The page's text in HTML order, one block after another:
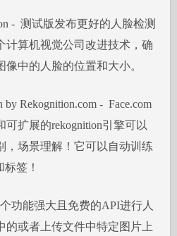
- 测试版发布更好的人脸检测
计算机视觉公司改进技术，确
中的人脸的位置和大小。
by Rekognition.com - Face.com
扩展的rekognition引擎可以
，场景理解！它可以自动训练
签！
个功能强大且免费的API进行人
的或者上传文件中特定图片上